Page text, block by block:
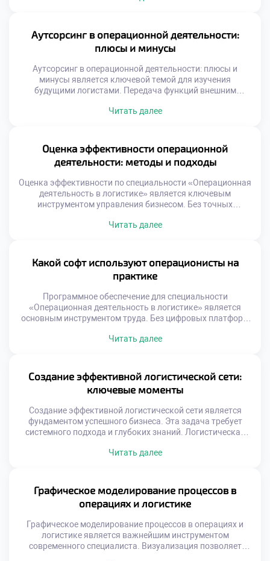
Выпускники должны уметь находить скрытые резервы
эффективности. Именно этот навык отличает
профессионала от простого исполнителя. […]
Аутсорсинг в операционной деятельности:
плюсы и минусы
Аутсорсинг в операционной деятельности: плюсы и
минусы является ключевой темой для изучения
будущими логистами. Передача функций внешним
стратегическое решение требует глубокого анализа и
оценивать целесообразность аутсорсинга отличает
квалифицированного специалиста. Логистические
компании активно используют внешние ресурсы для
Читать далее
Оценка эффективности операционной
деятельности: методы и подходы
Оценка эффективности по специальности «Операционная
деятельность в логистике» является ключевым
инструментом управления бизнесом. Без точных
предприятии. Грамотный анализ данных превращает
производство. Теоретическое понимание показателей
формирует аналитический склад ума. Работодатели ждут
от выпускников умения читать цифры […]
Читать далее
Какой софт используют операционисты на
практике
Программное обеспечение для специальности
«Операционная деятельность в логистике» является
основным инструментом труда. Без цифровых платформ
невозможно представить. Специалист проводит за
выше теоретических знаний. Технологии определяют
скорость и качество ежедневных операций. Рынок
логистического ПО отличается огромным разнообразием
решений. От простых таблиц […]
Читать далее
Создание эффективной логистической сети:
ключевые моменты
Создание эффективной логистической сети является
фундаментом успешного бизнеса. Эта задача требует
системного подхода и глубоких знаний. Логистическая
потребителями товаров. От её качества зависит скорость
компании. Выпускники должны уметь проектировать
такие сложные структуры. Профессионализм в этой
области гарантирует востребованность на рынке […]
Читать далее
Графическое моделирование процессов в
операциях и логистике
Графическое моделирование процессов в операциях и
логистике является важнейшим инструментом
современного специалиста. Визуализация позволяет